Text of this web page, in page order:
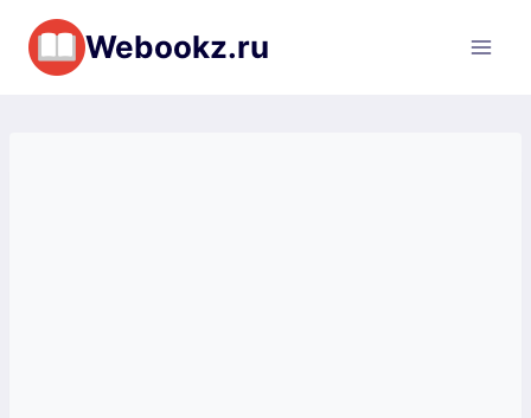
Перейти
содержимому
Webookz.ru